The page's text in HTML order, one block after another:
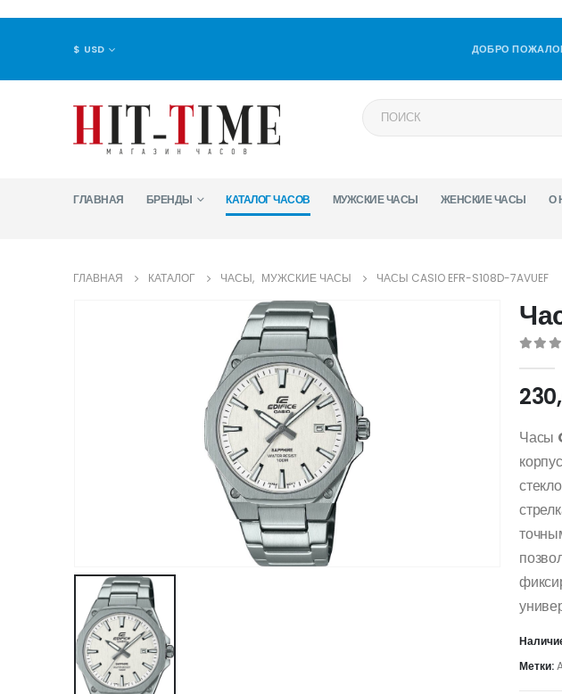
$ USD ДОБРО
ГЛАВНАЯ БРЕНДЫ КАТАЛОГ ЧАСОВ МУЖСКИЕ ЧАСЫ ЖЕНСКИЕ ЧАСЫ О
ГЛАВНАЯ КАТАЛОГ ЧАСЫ, МУЖСКИЕ ЧАСЫ ЧАСЫ CASIO EFR-S108D-7AVUEF
Часы
Метки: